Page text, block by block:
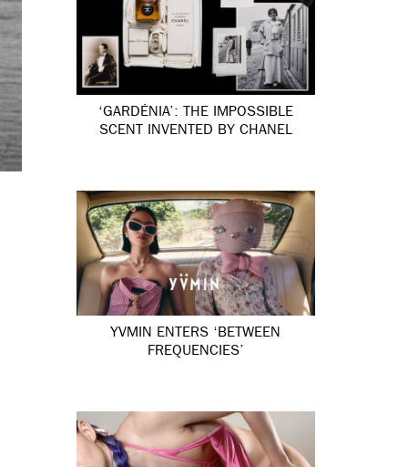
‘GARDÉNIA’: THE IMPOSSIBLE
SCENT INVENTED BY CHANEL
YVMIN ENTERS ‘BETWEEN
FREQUENCIES’